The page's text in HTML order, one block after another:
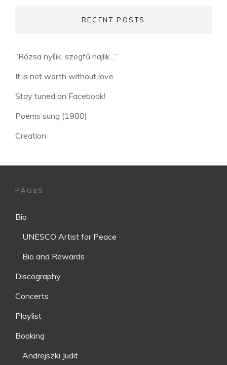
RECENT POSTS
“Rózsa nyílik, szegfű hajlik…”
It is not worth without love
Stay tuned on Facebook!
Poems sung (1980)
Creation
PAGES
Bio
UNESCO Artist for Peace
Bio and Rewards
Discography
Concerts
Playlist
Booking
Andrejszki Judit